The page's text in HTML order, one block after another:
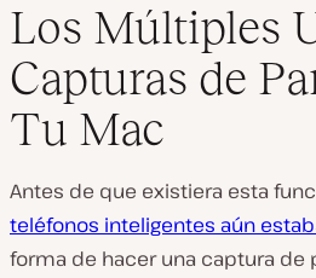
Los Múltiples
Capturas de
Tu Mac
Antes de que existiera esta
teléfonos inteligentes aún
forma de hacer una captura de